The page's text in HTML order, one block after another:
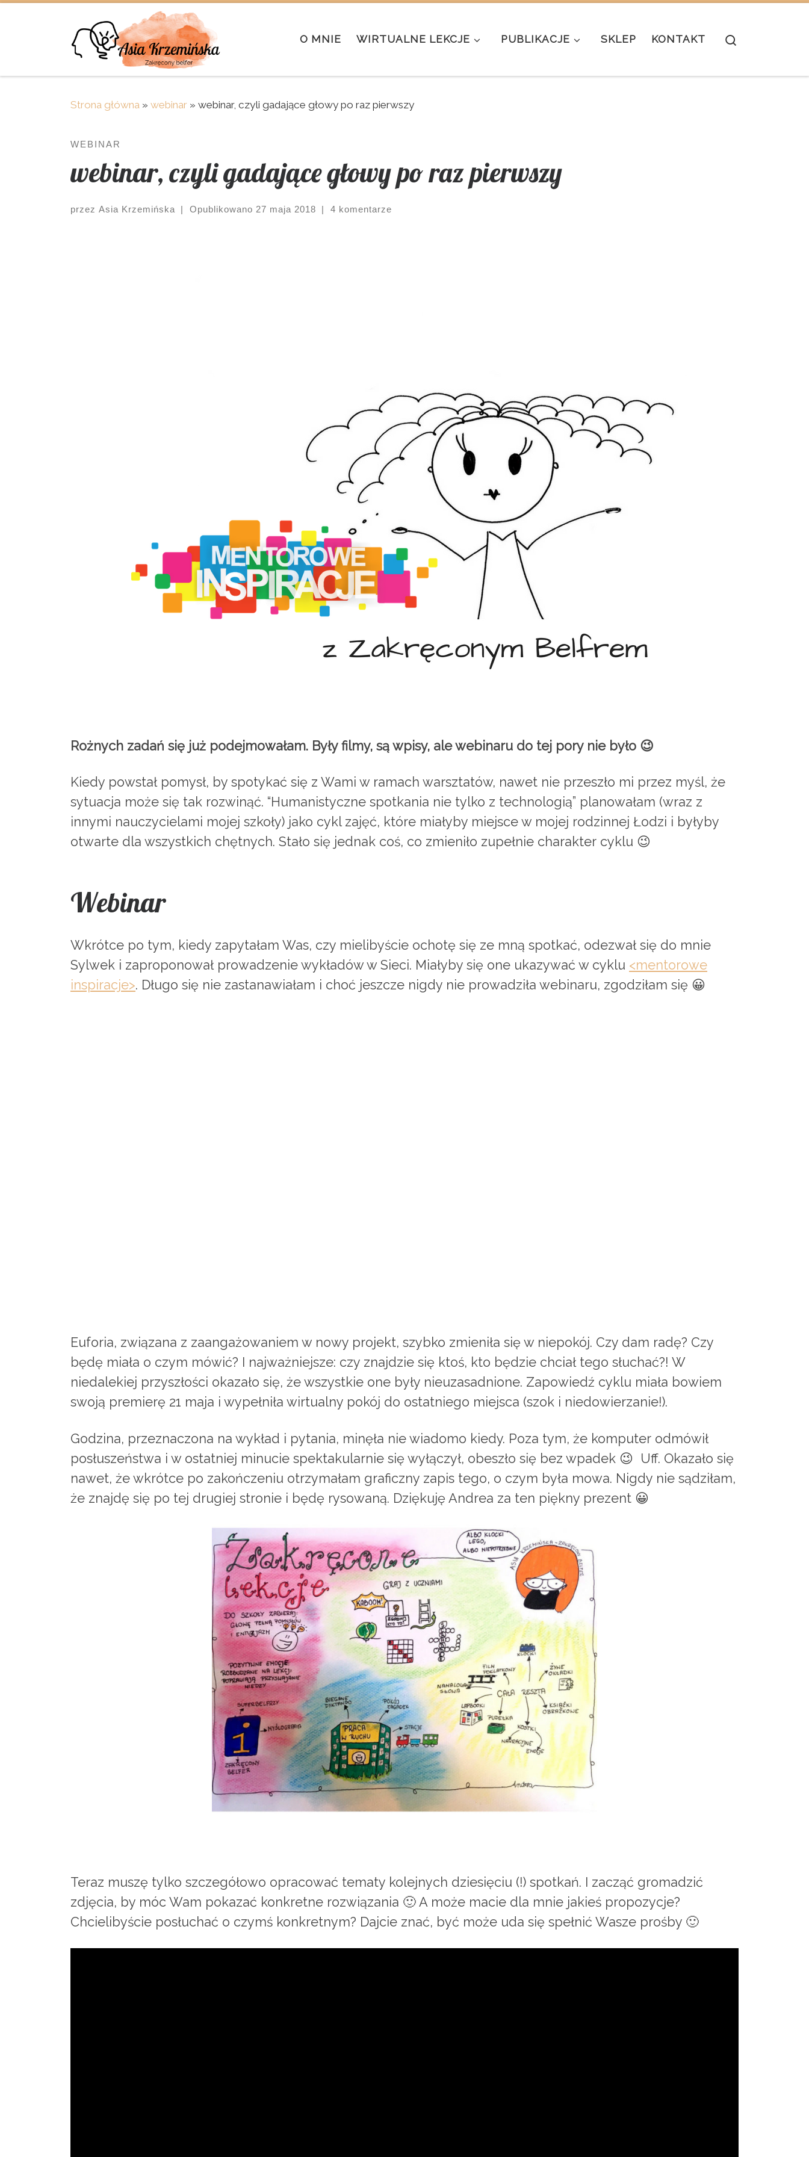
O MNIE WIRTUALNE LEKCJE PUBLIKACJE SKLEP KONTAKT
Strona główna » webinar » webinar, czyli gadające głowy po raz pierwszy
WEBINAR
webinar, czyli gadające głowy po raz pierwszy
przez Asia Krzemińska | Opublikowano 27 maja 2018 | 4 komentarze
Rożnych zadań się już podejmowałam. Były filmy, są wpisy, ale webinaru do tej pory nie było 😉
Kiedy powstał pomysł, by spotykać się z Wami w ramach warsztatów, nawet nie przeszło mi przez myśl, że
sytuacja może się tak rozwinąć. “Humanistyczne spotkania nie tylko z technologią” planowałam (wraz z
innymi nauczycielami mojej szkoły) jako cykl zajęć, które miałyby miejsce w mojej rodzinnej Łodzi i byłyby
otwarte dla wszystkich chętnych. Stało się jednak coś, co zmieniło zupełnie charakter cyklu 😉
Webinar
Wkrótce po tym, kiedy zapytałam Was, czy mielibyście ochotę się ze mną spotkać, odezwał się do mnie
Sylwek i zaproponował prowadzenie wykładów w Sieci. Miałyby się one ukazywać w cyklu <mentorowe
inspiracje>. Długo się nie zastanawiałam i choć jeszcze nigdy nie prowadziła webinaru, zgodziłam się 😀
Euforia, związana z zaangażowaniem w nowy projekt, szybko zmieniła się w niepokój. Czy dam radę? Czy
będę miała o czym mówić? I najważniejsze: czy znajdzie się ktoś, kto będzie chciał tego słuchać?! W
niedalekiej przyszłości okazało się, że wszystkie one były nieuzasadnione. Zapowiedź cyklu miała bowiem
swoją premierę 21 maja i wypełniła wirtualny pokój do ostatniego miejsca (szok i niedowierzanie!).
Godzina, przeznaczona na wykład i pytania, minęła nie wiadomo kiedy. Poza tym, że komputer odmówił
posłuszeństwa i w ostatniej minucie spektakularnie się wyłączył, obeszło się bez wpadek 😉 Uff. Okazało się
nawet, że wkrótce po zakończeniu otrzymałam graficzny zapis tego, o czym była mowa. Nigdy nie sądziłam,
że znajdę się po tej drugiej stronie i będę rysowaną. Dziękuję Andrea za ten piękny prezent 😀
Teraz muszę tylko szczegółowo opracować tematy kolejnych dziesięciu (!) spotkań. I zacząć gromadzić
zdjęcia, by móc Wam pokazać konkretne rozwiązania 🙂 A może macie dla mnie jakieś propozycje?
Chcielibyście posłuchać o czymś konkretnym? Dajcie znać, być może uda się spełnić Wasze prośby 🙂